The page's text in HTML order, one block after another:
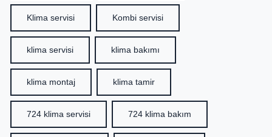
Klima servisi Kombi servisi
klima servisi klima bakımı
klima montaj klima tamir
724 klima servisi 724 klima bakım